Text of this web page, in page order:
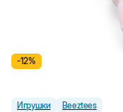
-12%
Игрушки Beeztees